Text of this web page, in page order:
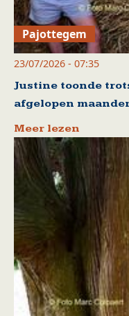
Pajottegem
23/07/2026 - 07:35
Justine toonde
afgelopen
Meer lezen